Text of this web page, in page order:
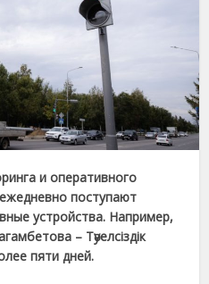
и оперативного
поступают
устройства. Например,
– Тәуелсіздік
пяти дней.